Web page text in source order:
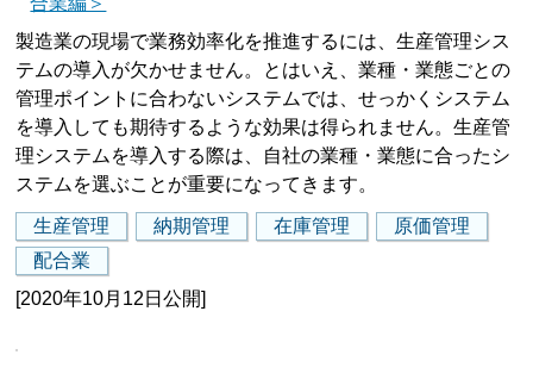
製造業の現場で業務効率化を推進するには、生産管理シス
テムの導入が欠かせません。とはいえ、業種・業態ごとの
管理ポイントに合わないシステムでは、せっかくシステム
を導入しても期待するような効果は得られません。生産管
理システムを導入する際は、自社の業種・業態に合ったシ
ステムを選ぶことが重要になってきます。
生産管理 納期管理 在庫管理
原価管理
配合業
[2020年10月12日公開]